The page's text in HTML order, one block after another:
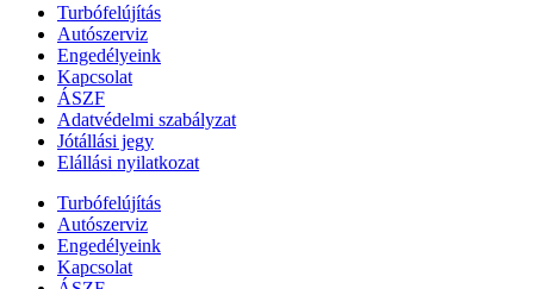
Turbófelújítás
Autószerviz
Engedélyeink
Kapcsolat
ÁSZF
Adatvédelmi szabályzat
Jótállási jegy
Elállási nyilatkozat
Turbófelújítás
Autószerviz
Engedélyeink
Kapcsolat